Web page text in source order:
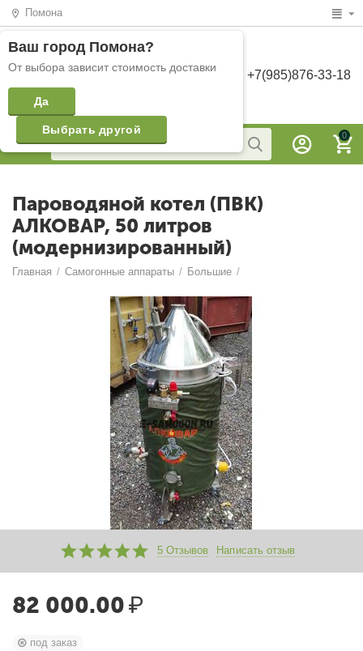
Помона
Ваш город Помона?
От выбора зависит стоимость доставки
Да
Выбрать другой
+7(985)876-33-18
0
Пароводяной котел (ПВК)
АЛКОВАР, 50 литров
(модернизированный)
Главная / Самогонные аппараты / Большие /
5 Отзывов Написать отзыв
82 000.00₽
под заказ